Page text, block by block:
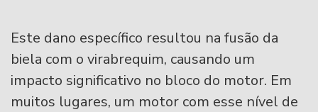
Este dano específico resultou na fusão da
biela com o virabrequim, causando um
impacto significativo no bloco do motor. Em
muitos lugares, um motor com esse nível de